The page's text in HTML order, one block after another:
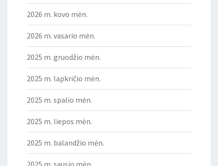
2026 m. kovo mėn.
2026 m. vasario mėn.
2025 m. gruodžio mėn.
2025 m. lapkričio mėn.
2025 m. spalio mėn.
2025 m. liepos mėn.
2025 m. balandžio mėn.